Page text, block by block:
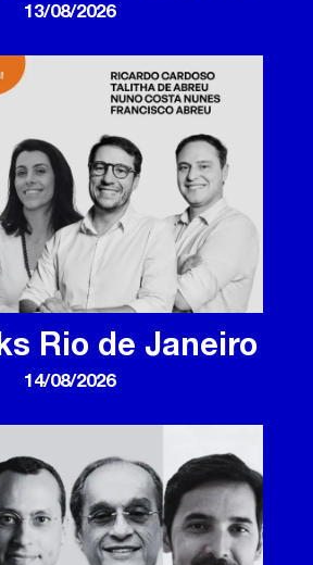
13/08/2026
Rio de Janeiro
14/08/2026